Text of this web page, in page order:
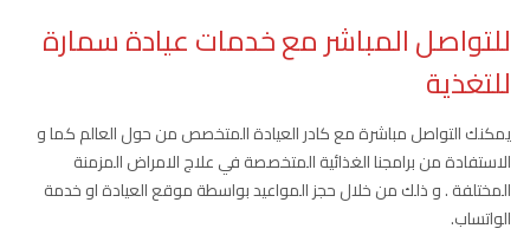
للتواصل المباشر مع خدمات عيادة سمارة
للتغذية
يمكنك التواصل مباشرة مع كادر العيادة المتخصص من حول العالم كما و
الاستفادة من برامجنا الغذائية المتخصصة في علاج الامراض المزمنة
المختلفة . و ذلك من خلال حجز المواعيد بواسطة موقع العيادة او خدمة
الواتساب.